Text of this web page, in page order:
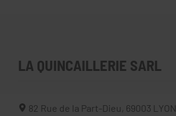
LA QUINCAILLERIE SARL
82 Rue de la Part-Dieu, 69003
LYON